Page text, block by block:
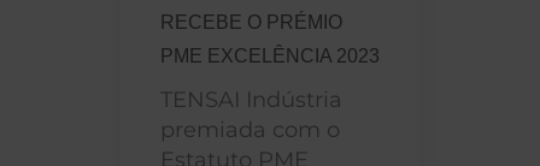
RECEBE O PRÉMIO
PME EXCELÊNCIA 2023
TENSAI Indústria
premiada com o
Estatuto PME